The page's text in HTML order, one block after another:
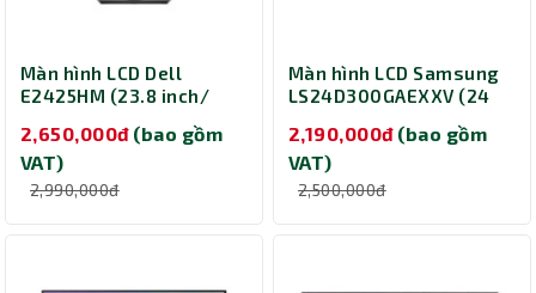
Màn hình LCD Dell
E2425HM (23.8 inch/
cd/m2/ 5ms/ 100Hz)
2,650,000đ (bao gồm
VAT)
2,990,000đ
Màn hình LCD Samsung
LS24D300GAEXXV (24
cd/m2/ 5ms/ 100Hz)
2,190,000đ (bao gồm
VAT)
2,500,000đ